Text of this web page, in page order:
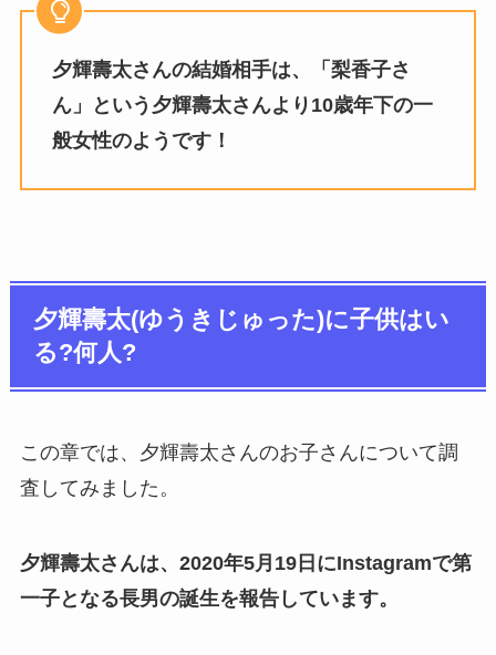
夕輝壽太さんの結婚相手は、「梨香子さ
ん」という夕輝壽太さんより10歳年下の一
般女性のようです！
夕輝壽太(ゆうきじゅった)に子供はい
る?何人?
この章では、夕輝壽太さんのお子さんについて調
査してみました。
夕輝壽太さんは、 2020年5月19日にInstagramで第
一子となる長男の誕生を報告しています。